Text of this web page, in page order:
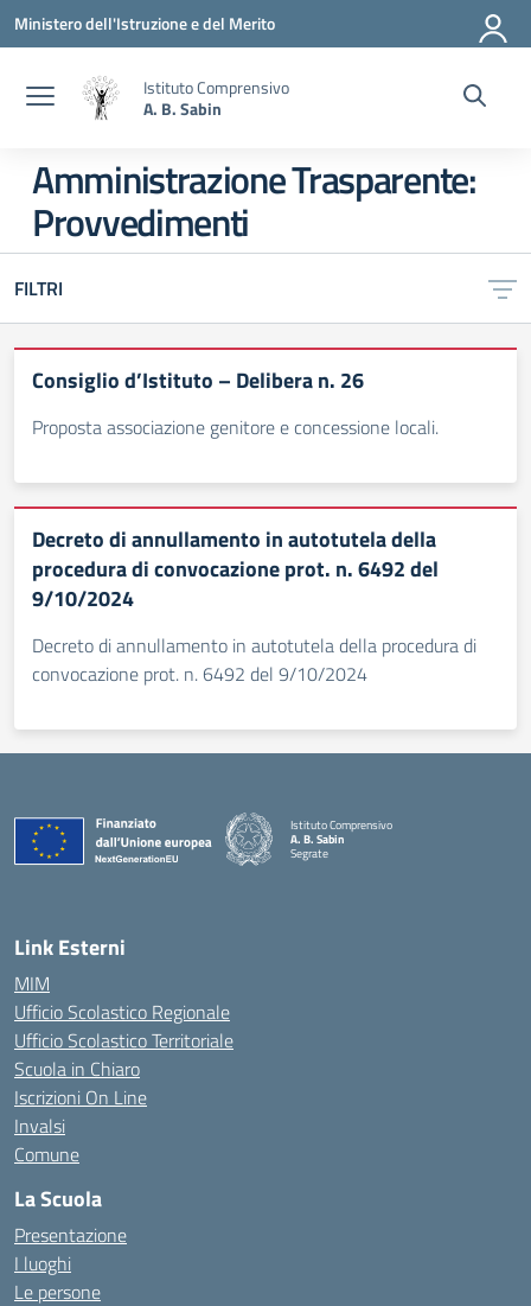
Vai ai contenuti
Vai al menu di navigazione
Vai al footer
Ministero dell'Istruzione e del Merito
Istituto Comprensivo
A. B. Sabin
Amministrazione Trasparente:
Provvedimenti
FILTRI
Consiglio d’Istituto – Delibera n. 26
Proposta associazione genitore e concessione locali.
Decreto di annullamento in autotutela della
procedura di convocazione prot. n. 6492 del
9/10/2024
Decreto di annullamento in autotutela della procedura di
convocazione prot. n. 6492 del 9/10/2024
Istituto Comprensivo
A. B. Sabin
Segrate
Link Esterni
MIM
Ufficio Scolastico Regionale
Ufficio Scolastico Territoriale
Scuola in Chiaro
Iscrizioni On Line
Invalsi
Comune
La Scuola
Presentazione
I luoghi
Le persone